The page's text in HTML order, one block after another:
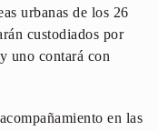
urbanas de los 26
custodiados por
uno contará con
en las